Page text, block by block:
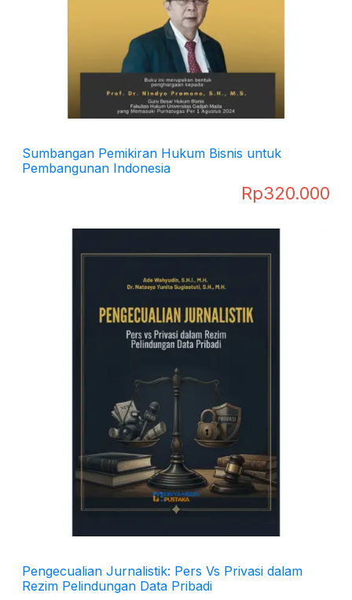
Sumbangan Pemikiran Hukum Bisnis untuk
Pembangunan Indonesia
Rp320.000
Pengecualian Jurnalistik: Pers Vs Privasi dalam
Rezim Pelindungan Data Pribadi